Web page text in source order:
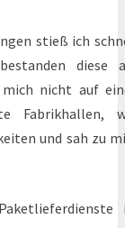
stieß ich
diese
nicht auf
Fabrikhallen,
und sah zu